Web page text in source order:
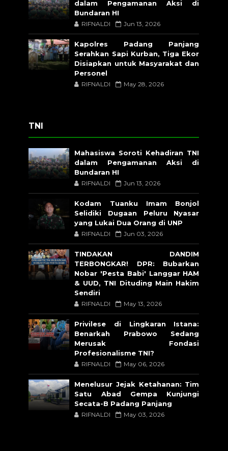
dalam Pengamanan Aksi di
Bundaran HI
RIFNALDI Jun 13, 2026
Kapolres Padang Panjang
Serahkan Sapi Kurban, Tiga Ekor
Disiapkan untuk Masyarakat dan
Personel
RIFNALDI May 28, 2026
TNI
Mahasiswa Soroti Kehadiran TNI
dalam Pengamanan Aksi di
Bundaran HI
RIFNALDI Jun 13, 2026
Kodam Tuanku Imam Bonjol
Selidiki Dugaan Peluru Nyasar
yang Lukai Dua Orang di UNP
RIFNALDI Jun 03, 2026
TINDAKAN DANDIM
TERBONGKAR! DPR: Bubarkan
Nobar 'Pesta Babi' Langgar HAM
& UUD, TNI Dituding Main Hakim
Sendiri
RIFNALDI May 13, 2026
Privilese di Lingkaran Istana:
Benarkah Prabowo Sedang
Merusak Fondasi
Profesionalisme TNI?
RIFNALDI May 06, 2026
Menelusur Jejak Ketahanan: Tim
Satu Abad Gempa Kunjungi
Secata-B Padang Panjang
RIFNALDI May 03, 2026